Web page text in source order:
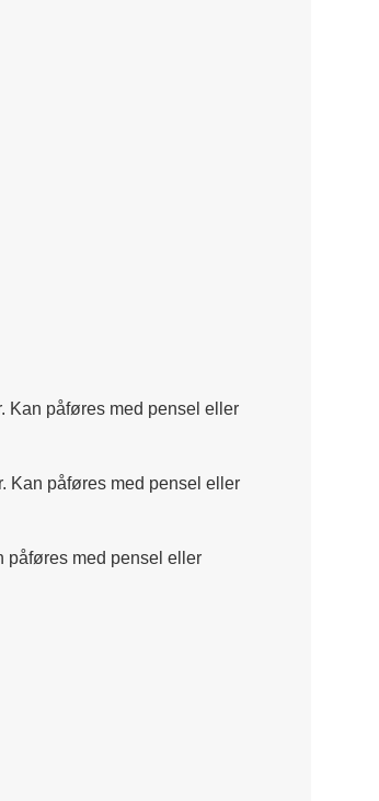
Kan påføres med pensel eller
Kan påføres med pensel eller
påføres med pensel eller